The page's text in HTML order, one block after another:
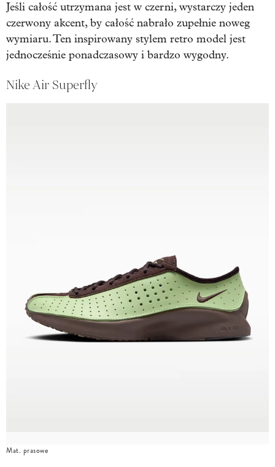
Jeśli całość utrzymana jest w czerni, wystarczy jeden
czerwony akcent, by całość nabrało zupełnie noweg
wymiaru. Ten inspirowany stylem retro model jest
jednocześnie ponadczasowy i bardzo wygodny.
Nike Air Superfly
Mat. prasowe